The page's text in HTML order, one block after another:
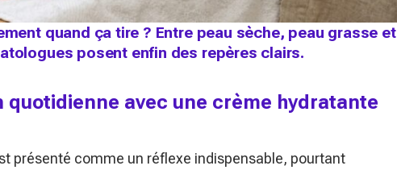
quand ça tire ? Entre peau sèche, peau grasse et
posent enfin des repères clairs.
quotidienne avec une crème hydratante
présenté comme un réflexe indispensable, pourtant